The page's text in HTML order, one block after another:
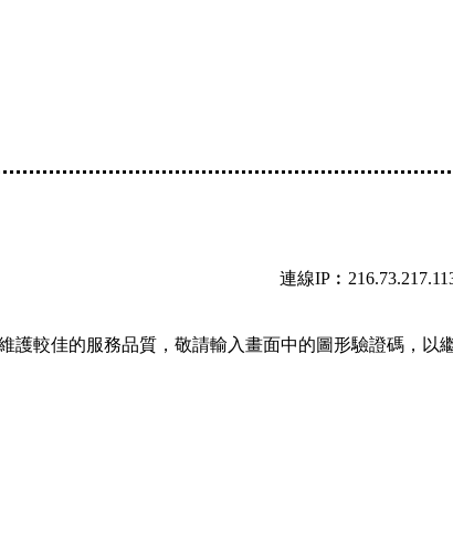
連線
護較佳的服務品質，敬請輸入畫面中的圖形驗證碼，以